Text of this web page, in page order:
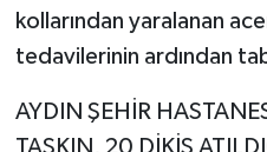
kollarından yaralanan
tedavilerinin ardından
AYDIN ŞEHİR